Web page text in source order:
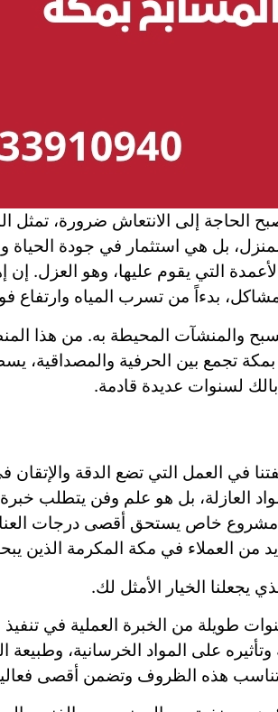
إلى الانتعاش ضرورة، تمثل
بل هي استثمار في جودة الحياة
الأعمدة التي يقوم عليها، وهو
بدءاً من تسرب المياه وارتفاع
والمنشآت المحيطة به. من هذا
تجمع بين الحرفية والمصداقية،
لسنوات عديدة قادمة.
في العمل التي تضع الدقة
بل هو علم وفن يتطلب خبرة
مشروع خاص يستحق أقصى درجات
من العملاء في مكة المكرمة
يجعلنا الخيار الأمثل لك.
طويلة من الخبرة العملية في
على المواد الخرسانية،
هذه الظروف وتضمن أقصى